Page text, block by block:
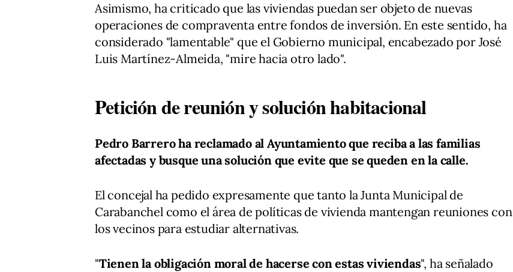
Asimismo, ha criticado que las viviendas puedan ser objeto de nuevas
operaciones de compraventa entre fondos de inversión. En este sentido, ha
considerado "lamentable" que el Gobierno municipal, encabezado por José
Luis Martínez-Almeida, "mire hacia otro lado".
Petición de reunión y solución habitacional
Pedro Barrero ha reclamado al Ayuntamiento que reciba a las familias
afectadas y busque una solución que evite que se queden en la calle.
El concejal ha pedido expresamente que tanto la Junta Municipal de
Carabanchel como el área de políticas de vivienda mantengan reuniones con
los vecinos para estudiar alternativas.
"Tienen la obligación moral de hacerse con estas viviendas", ha señalado